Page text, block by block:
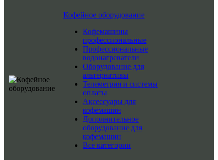
Кофейное оборудование
Кофемашины
профессиональные
Профессиональные
водонагреватели
Оборудование для
альтернативы
Телеметрия и системы
оплаты
Аксессуары для
кофемашин
Дополнительное
оборудование для
кофемашин
Все категории